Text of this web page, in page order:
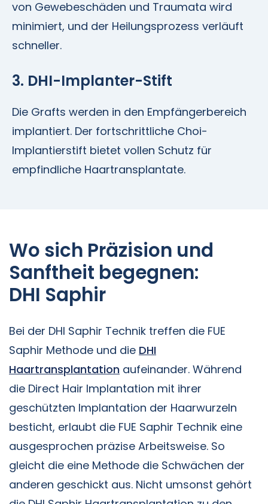
von Gewebeschäden und Traumata wird
minimiert, und der Heilungsprozess verläuft
schneller.
3. DHI-Implanter-Stift
Die Grafts werden in den Empfängerbereich
implantiert. Der fortschrittliche Choi-
Implantierstift bietet vollen Schutz für
empfindliche Haartransplantate.
Wo sich Präzision und
Sanftheit begegnen:
DHI Saphir
Bei der DHI Saphir Technik treffen die FUE
Saphir Methode und die DHI
Haartransplantation aufeinander. Während
die Direct Hair Implantation mit ihrer
geschützten Implantation der Haarwurzeln
besticht, erlaubt die FUE Saphir Technik eine
ausgesprochen präzise Arbeitsweise. So
gleicht die eine Methode die Schwächen der
anderen geschickt aus. Nicht umsonst gehört